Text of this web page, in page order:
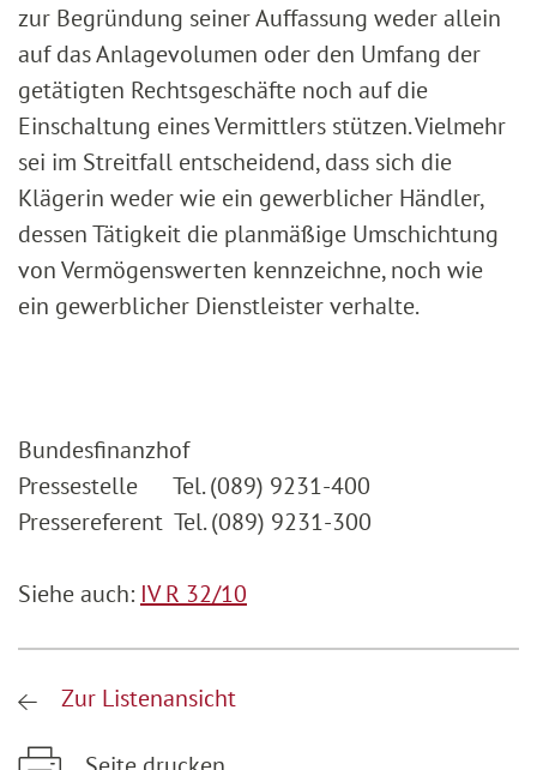
zur Begründung seiner Auffassung weder allein
auf das Anlagevolumen oder den Umfang der
getätigten Rechtsgeschäfte noch auf die
Einschaltung eines Vermittlers stützen. Vielmehr
sei im Streitfall entscheidend, dass sich die
Klägerin weder wie ein gewerblicher Händler,
dessen Tätigkeit die planmäßige Umschichtung
von Vermögenswerten kennzeichne, noch wie
ein gewerblicher Dienstleister verhalte.
Bundesfinanzhof
Pressestelle Tel. (089) 9231-400
Pressereferent Tel. (089) 9231-300
Siehe auch: IV R 32/10
Zur Listenansicht